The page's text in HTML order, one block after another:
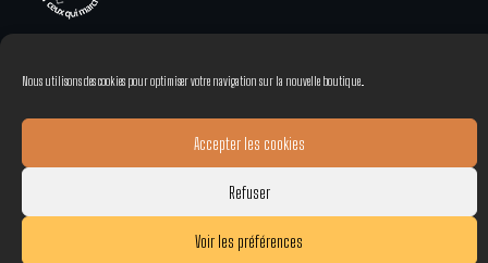
Nous utilisons des cookies pour optimiser votre navigation sur la nouvelle boutique.
Accepter les cookies
Refuser
Voir les préférences